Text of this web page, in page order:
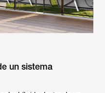
un sistema